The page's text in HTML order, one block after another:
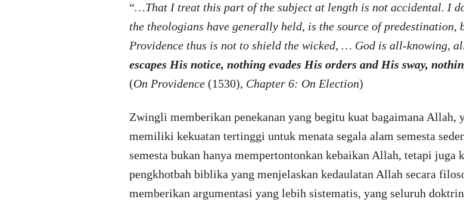
“…That I treat this part of the subject at length is not accidental. I
the theologians have generally held, is the source of predestination,
Providence thus is not to shield the wicked, … God is all-knowing,
escapes His notice, nothing evades His orders and His sway,
(On Providence(1530), Chapter 6: On Election)
Zwingli memberikan penekanan yang begitu kuat bagaimana Allah,
memiliki kekuatan tertinggi untuk menata segala alam semesta
semesta bukan hanya mempertontonkan kebaikan Allah, tetapi juga
pengkhotbah biblika yang menjelaskan kedaulatan Allah secara
memberikan argumentasi yang lebih sistematis, yang seluruh